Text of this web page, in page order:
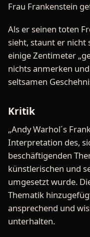
Frau Frankenstein
Als er seinen toten
sieht, staunt er nicht
einige Zentimeter
nichts anmerken
seltsamen
Kritik
„Andy Warhol´s
Interpretation des,
beschäftigenden
künstlerischen und
umgesetzt wurde.
Thematik
ansprechend und
unterhalten.